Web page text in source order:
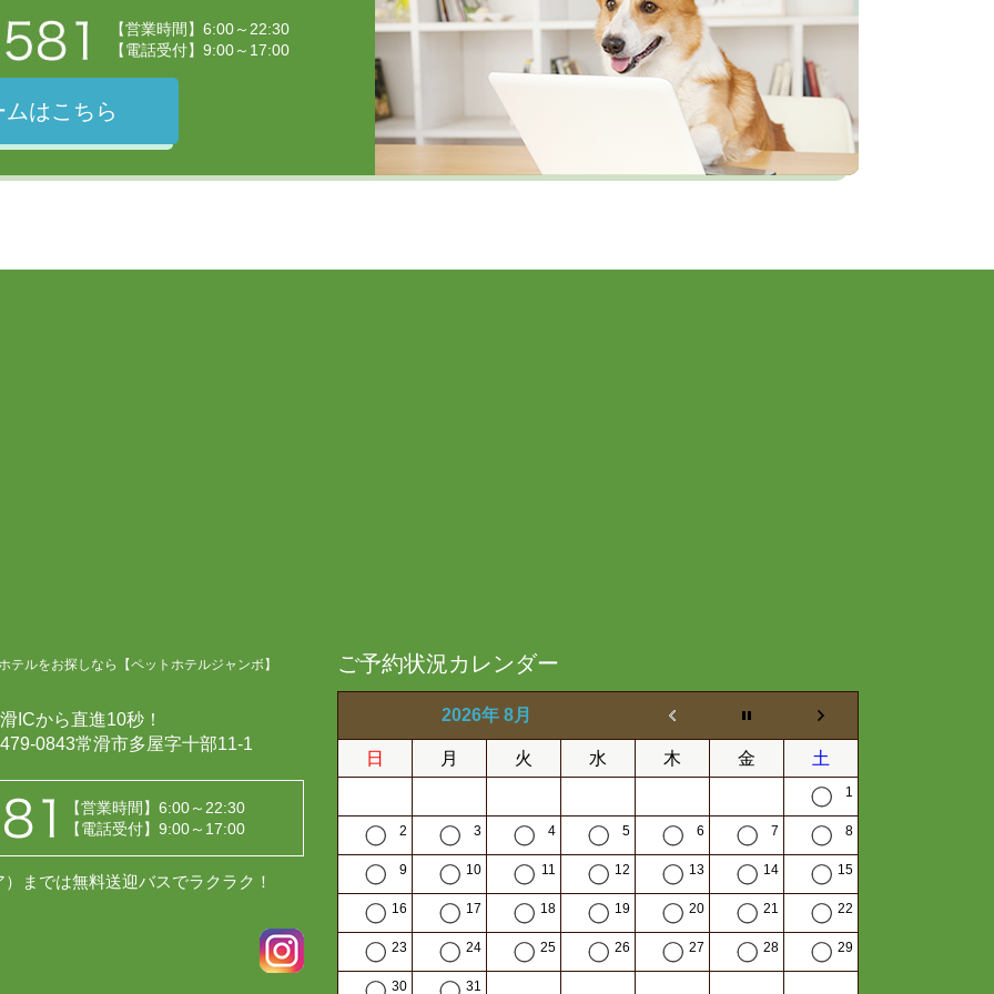
【営業時間】6:00～22:30
【電話受付】9:00～17:00
はこちら
ルをお探しなら【ペットホテルジャンボ】
ICから直進10秒！
0843常滑市多屋字十部11-1
【営業時間】6:00～22:30
【電話受付】9:00～17:00
までは無料送迎バスでラクラク！
ご予約状況カレンダー
2026年 8月
日 月 火 水 木 金 土
1
2 3 4 5 6 7 8
9 10 11 12 13 14 15
16 17 18 19 20 21 22
23 24 25 26 27 28 29
30 31